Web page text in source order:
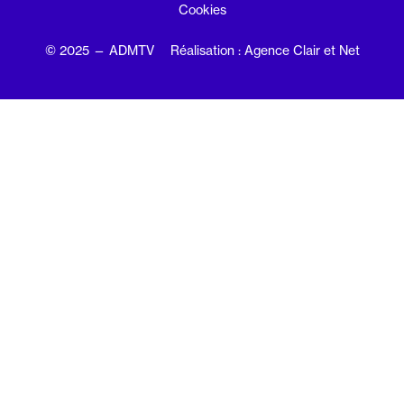
Cookies
© 2025 — ADMTV Réalisation : Agence Clair et Net